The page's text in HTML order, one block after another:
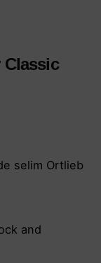
Classic
selim Ortlieb
and